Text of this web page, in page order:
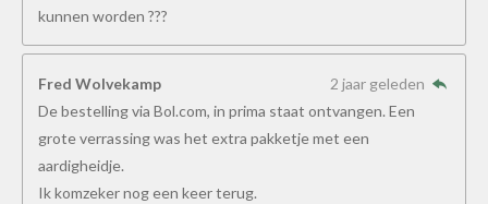
kunnen worden ???
Fred Wolvekamp
2 jaar geleden
De bestelling via Bol.com, in prima staat ontvangen. Een
grote verrassing was het extra pakketje met een
aardigheidje.
Ik komzeker nog een keer terug.